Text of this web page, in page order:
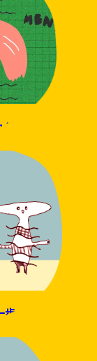
について
歩